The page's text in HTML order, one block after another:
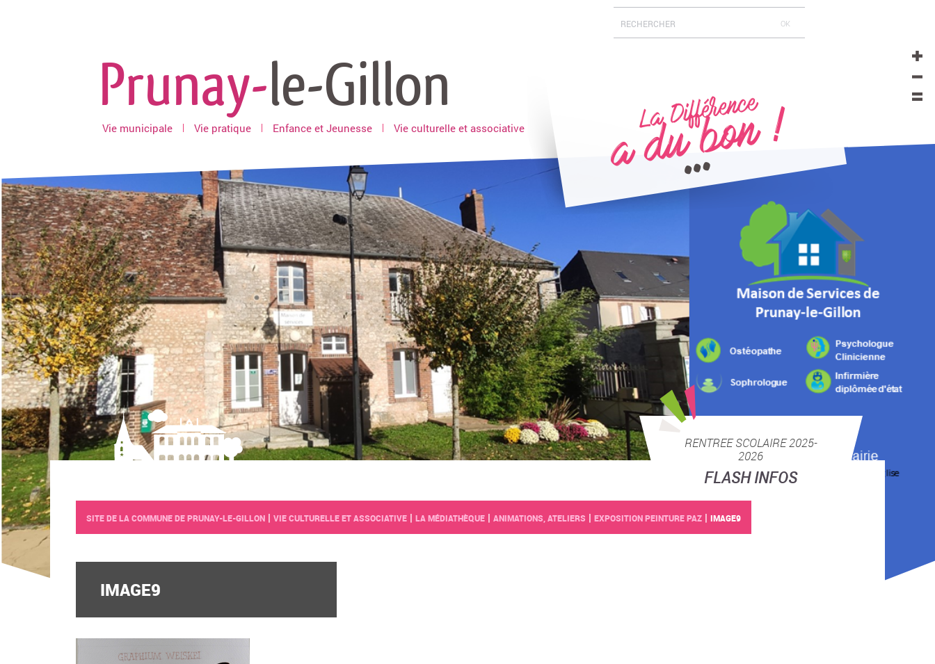
Prunay-le-Gillon
Vie municipale Vie pratique Enfance et Jeunesse Vie culturelle et associative
RENTREE SCOLAIRE 2025-
2026
FLASH INFOS
SITE DE LA COMMUNE DE PRUNAY-LE-GILLON | VIE CULTURELLE ET ASSOCIATIVE | LA MÉDIATHÈQUE | ANIMATIONS, ATELIERS | EXPOSITION PEINTURE PAZ | IMAGE9
IMAGE9